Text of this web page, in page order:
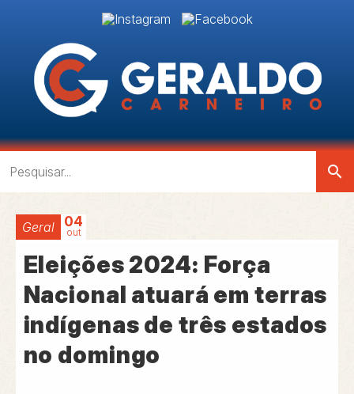
search
Geral 04
out
Eleições 2024: Força
Nacional atuará em terras
indígenas de três estados
no domingo